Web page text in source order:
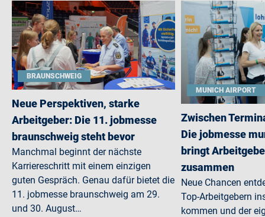
BRAUNSCHWEIG
Neue Perspektiven, starke
Arbeitgeber: Die 11. jobmesse
braunschweig steht bevor
Manchmal beginnt der nächste
Karriereschritt mit einem einzigen
guten Gespräch. Genau dafür bietet die
11. jobmesse braunschweig am 29.
und 30. August…
MUNICH AIRPORT
Zwischen
Die jobmesse
bringt
zusammen
Neue Chancen
Top-Arbeitgebern
kommen und der